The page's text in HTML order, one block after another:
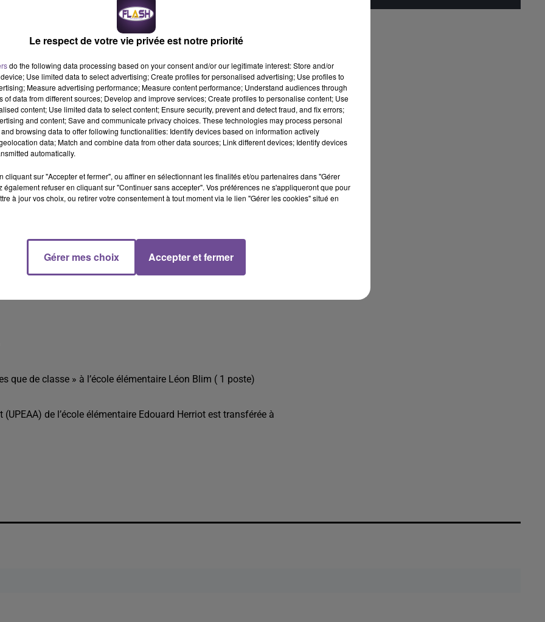
possible pour les enfants, la ville de Limoges a décidé de
2017-2018. Emile Roger Lombertie a informé en juin dernier
le courrier il précise vouloir engager une consultation de
d’élèves, afin de déterminer les futurs rythmes des enfants
2018
des Services de l’éducation Nationale, les modifications
de classes :
ULIS)
que de classe » à l’école élémentaire Léon Blim ( 1 poste)
de l’école élémentaire Edouard Herriot est transférée à
Le respect de votre vie privée est notre priorité
do the following data processing based on your consent and/or our legitimate interest: Store and/or
Use limited data to select advertising; Create profiles for personalised advertising; Use profiles to
Measure advertising performance; Measure content performance; Understand audiences through
of data from different sources; Develop and improve services; Create profiles to personalise content; Use
content; Use limited data to select content; Ensure security, prevent and detect fraud, and fix errors;
and content; Save and communicate privacy choices. These technologies may process personal
browsing data to offer following functionalities: Identify devices based on information actively
data; Match and combine data from other data sources; Link different devices; Identify devices
automatically.
cliquant sur "Accepter et fermer", ou affiner en sélectionnant les finalités et/ou partenaires dans "Gérer
également refuser en cliquant sur "Continuer sans accepter". Vos préférences ne s'appliqueront que pour
à jour vos choix, ou retirer votre consentement à tout moment via le lien "Gérer les cookies" situé en
Gérer mes choix Accepter et fermer